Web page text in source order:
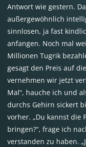
Antwort wie gestern.
außergewöhnlich
sinnlosen, ja fast
anfangen. Noch mal
Millionen Tugrik
gesagt den Preis auf
vernehmen wir jetzt
Mal“, hauche ich und
durchs Gehirn sickert
vorher. „Du kannst die
bringen?“, frage ich
verstanden zu haben.